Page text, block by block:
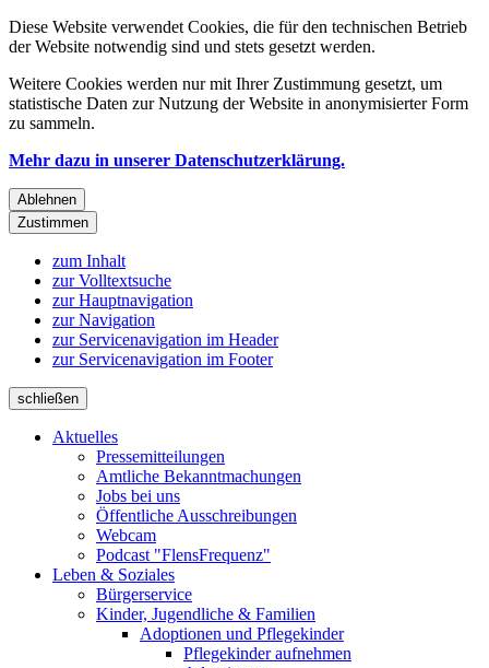
Diese Website verwendet Cookies, die für den technischen Betrieb
der Website notwendig sind und stets gesetzt werden.
Weitere Cookies werden nur mit Ihrer Zustimmung gesetzt, um
statistische Daten zur Nutzung der Website in anonymisierter Form
zu sammeln.
Mehr dazu in unserer Datenschutzerklärung.
Ablehnen
Zustimmen
zum Inhalt
zur Volltextsuche
zur Hauptnavigation
zur Navigation
zur Servicenavigation im Header
zur Servicenavigation im Footer
schließen
Aktuelles
Pressemitteilungen
Amtliche Bekanntmachungen
Jobs bei uns
Öffentliche Ausschreibungen
Webcam
Podcast "FlensFrequenz"
Leben & Soziales
Bürgerservice
Kinder, Jugendliche & Familien
Adoptionen und Pflegekinder
Pflegekinder aufnehmen